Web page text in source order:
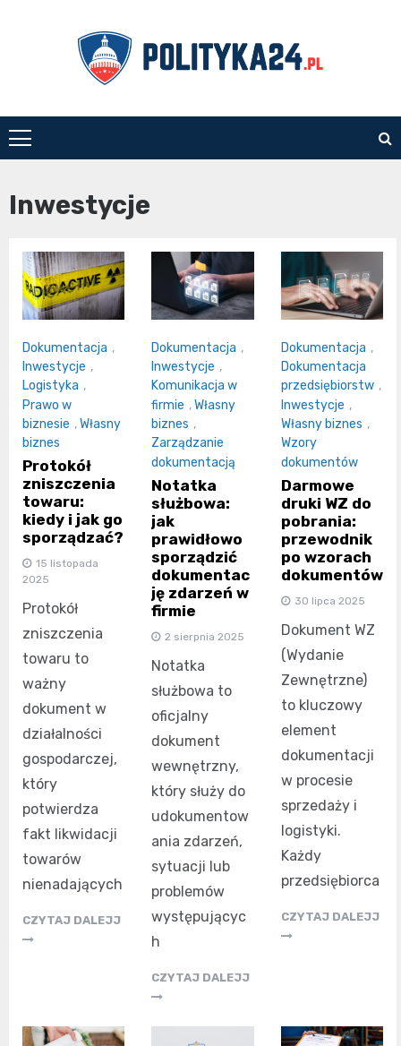
polityka24.pl
Inwestycje
Dokumentacja ,
Inwestycje ,
Logistyka ,
Prawo w
biznesie ,Własny
biznes
Protokół
zniszczenia
towaru:
kiedy i jak go
sporządzać?
15 listopada
2025
Protokół
zniszczenia
towaru to
ważny
dokument w
działalności
gospodarczej,
który
potwierdza
fakt likwidacji
towarów
nienadających
CZYTAJ DALEJJ
Dokumentacja ,
Inwestycje ,
Komunikacja w
firmie ,Własny
biznes ,
Zarządzanie
dokumentacją
Notatka
służbowa:
jak
prawidłowo
sporządzić
dokumentac
ję zdarzeń w
firmie
2 sierpnia 2025
Notatka
służbowa to
oficjalny
dokument
wewnętrzny,
który służy do
udokumentow
ania zdarzeń,
sytuacji lub
problemów
występującyc
h
CZYTAJ DALEJJ
Dokumentacja ,
Dokumentacja
przedsiębiorstw ,
Inwestycje ,
Własny biznes ,
Wzory
dokumentów
Darmowe
druki WZ do
pobrania:
przewodnik
po wzorach
dokumentów
30 lipca 2025
Dokument WZ
(Wydanie
Zewnętrzne)
to kluczowy
element
dokumentacji
w procesie
sprzedaży i
logistyki.
Każdy
przedsiębiorca
CZYTAJ DALEJJ